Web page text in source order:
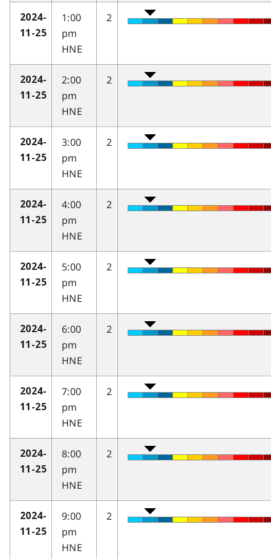
2024-
11-25
1:00
pm
HNE
2
2024-
11-25
2:00
pm
HNE
2
2024-
11-25
3:00
pm
HNE
2
2024-
11-25
4:00
pm
HNE
2
2024-
11-25
5:00
pm
HNE
2
2024-
11-25
6:00
pm
HNE
2
2024-
11-25
7:00
pm
HNE
2
2024-
11-25
8:00
pm
HNE
2
2024-
11-25
9:00
pm
HNE
2